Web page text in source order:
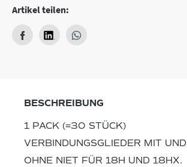
Artikel teilen:
BESCHREIBUNG
1 PACK (=30 STÜCK)
VERBINDUNGSGLIEDER MIT UND
OHNE NIET FÜR 18H UND 18HX.